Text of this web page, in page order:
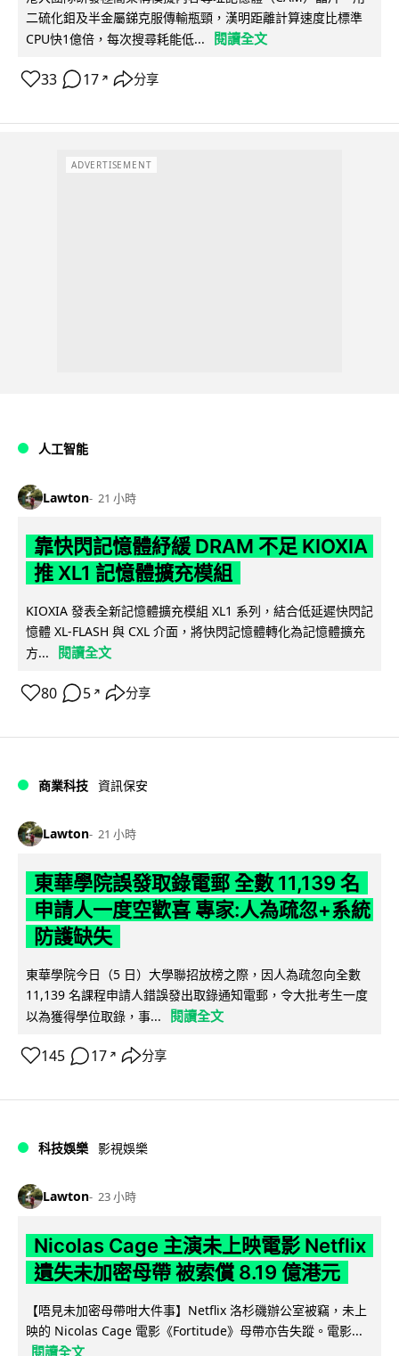
二硫化鉬及半金屬銻克服傳輸瓶頸，漢明距離計算速度比標準
CPU快1億倍，每次搜尋耗能低...
閱讀全文
33 17 ↗ 分享
ADVERTISEMENT
人工智能
Lawton 21 小時
靠快閃記憶體紓緩 DRAM 不足 KIOXIA
推 XL1 記憶體擴充模組
KIOXIA 發表全新記憶體擴充模組 XL1 系列，結合低延遲快閃記
憶體 XL-FLASH 與 CXL 介面，將快閃記憶體轉化為記憶體擴充
方...
閱讀全文
80 5 ↗ 分享
商業科技 資訊保安
Lawton 21 小時
東華學院誤發取錄電郵 全數 11,139 名
申請人一度空歡喜 專家:人為疏忽+系統
防護缺失
東華學院今日（5 日）大學聯招放榜之際，因人為疏忽向全數
11,139 名課程申請人錯誤發出取錄通知電郵，令大批考生一度
以為獲得學位取錄，事...
閱讀全文
145 17 ↗ 分享
科技娛樂 影視娛樂
Lawton 23 小時
Nicolas Cage 主演未上映電影 Netflix
遺失未加密母帶 被索償 8.19 億港元
【唔見未加密母帶咁大件事】Netflix 洛杉磯辦公室被竊，未上
映的 Nicolas Cage 電影《Fortitude》母帶亦告失蹤。電影...
閱讀全文